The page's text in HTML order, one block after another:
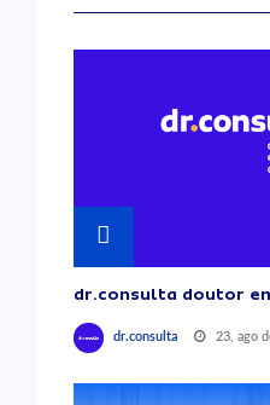
dr.consulta doutor
dr.consulta 23, ago